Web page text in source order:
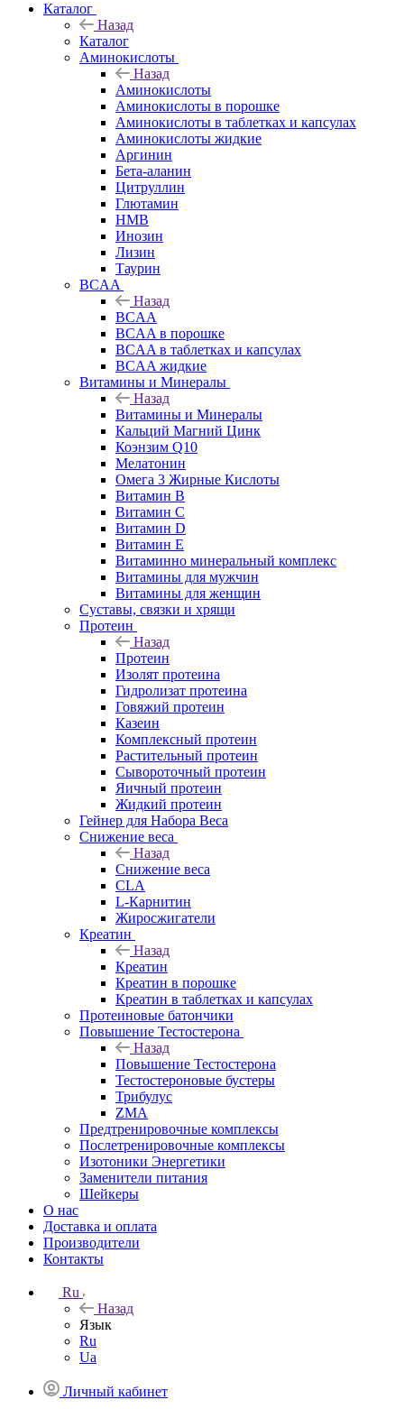
Каталог
Назад
Каталог
Аминокислоты
Назад
Аминокислоты
Аминокислоты в порошке
Аминокислоты в таблетках и капсулах
Аминокислоты жидкие
Аргинин
Бета-аланин
Цитруллин
Глютамин
HMB
Инозин
Лизин
Таурин
BCAA
Назад
BCAA
BCAA в порошке
BCAA в таблетках и капсулах
BCAA жидкие
Витамины и Минералы
Назад
Витамины и Минералы
Кальций Магний Цинк
Коэнзим Q10
Мелатонин
Омега 3 Жирные Кислоты
Витамин B
Витамин C
Витамин D
Витамин E
Витаминно минеральный комплекс
Витамины для мужчин
Витамины для женщин
Суставы, связки и хрящи
Протеин
Назад
Протеин
Изолят протеина
Гидролизат протеина
Говяжий протеин
Казеин
Комплексный протеин
Растительный протеин
Сывороточный протеин
Яичный протеин
Жидкий протеин
Гейнер для Набора Веса
Снижение веса
Назад
Снижение веса
CLA
L-Карнитин
Жиросжигатели
Креатин
Назад
Креатин
Креатин в порошке
Креатин в таблетках и капсулах
Протеиновые батончики
Повышение Тестостерона
Назад
Повышение Тестостерона
Тестостероновые бустеры
Трибулус
ZMA
Предтренировочные комплексы
Послетренировочные комплексы
Изотоники Энергетики
Заменители питания
Шейкеры
О нас
Доставка и оплата
Производители
Контакты
Ru
Назад
Язык
Ru
Ua
Личный кабинет